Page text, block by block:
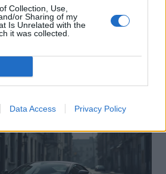
Collection, Use,
or Sharing of my
Is Unrelated with the
it was collected.
Data Access Privacy Policy
start/stop disparaît